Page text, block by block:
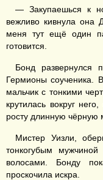
— Закупаешься к
вежливо кивнула
меня тут ещё один
готовится.
Бонд развернулся
Гермионы соученика.
мальчик с тонкими
крутилась вокруг
росту длинную чёрную
Мистер Уизли,
тонкогубым
волосами. Бонду
проскочила искра.